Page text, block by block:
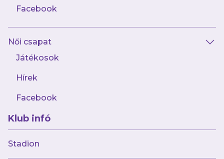
Facebook
Női csapat
Játékosok
Hírek
Facebook
Klub infó
Stadion
💜 Mi a Te sztorid?